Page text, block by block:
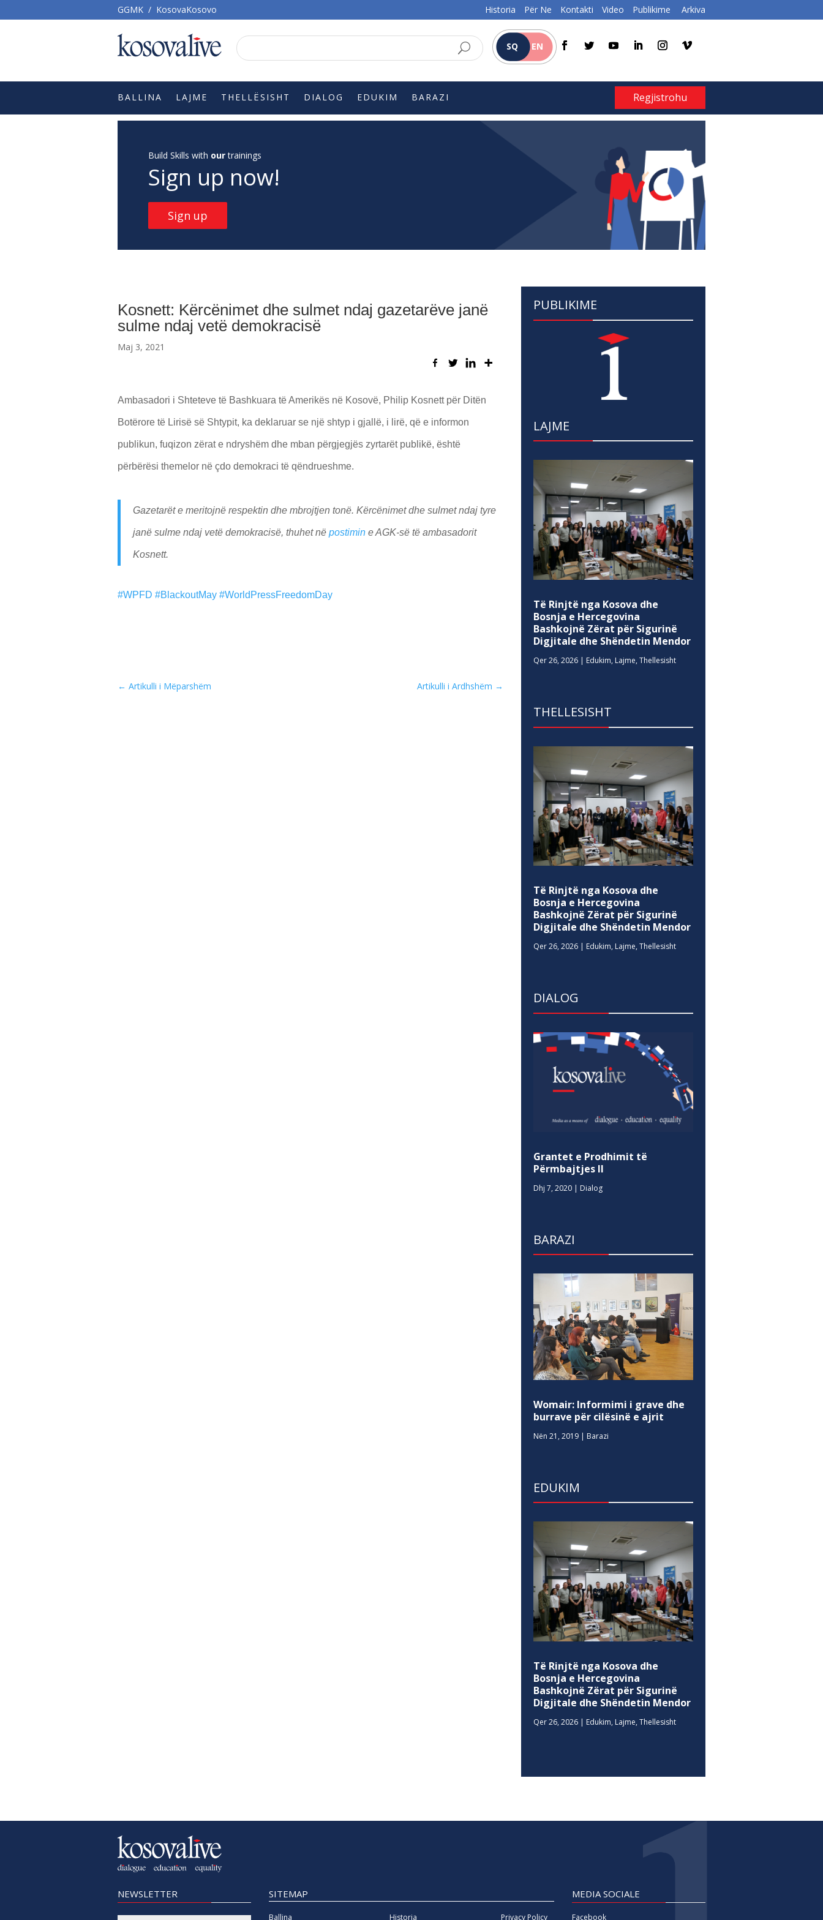
GGMK / KosovaKosovo Historia Për Ne Kontakti Video Publikime Arkiva
SQ EN
BALLINA LAJME THELLËSISHT DIALOG EDUKIM BARAZI Regjistrohu
Build Skills with ourtrainings
Sign up now!
Sign up
Kosnett: Kërcënimet dhe sulmet ndaj gazetarëve janë
sulme ndaj vetë demokracisë
Maj 3, 2021
Ambasadori i Shteteve të Bashkuara të Amerikës në Kosovë, Philip Kosnett për Ditën
Botërore të Lirisë së Shtypit, ka deklaruar se një shtyp i gjallë, i lirë, që e informon
publikun, fuqizon zërat e ndryshëm dhe mban përgjegjës zyrtarët publikë, është
përbërësi themelor në çdo demokraci të qëndrueshme.
Gazetarët e meritojnë respektin dhe mbrojtjen tonë. Kërcënimet dhe sulmet ndaj tyre
janë sulme ndaj vetë demokracisë, thuhet në postimin e AGK-së të ambasadorit
Kosnett.
#WPFD #BlackoutMay #WorldPressFreedomDay
← Artikulli i Mëparshëm Artikulli i Ardhshëm →
PUBLIKIME
LAJME
Të Rinjtë nga Kosova dhe
Bosnja e Hercegovina
Bashkojnë Zërat për Sigurinë
Digjitale dhe Shëndetin Mendor
Qer 26, 2026 | Edukim, Lajme,Thellesisht
THELLESISHT
Të Rinjtë nga Kosova dhe
Bosnja e Hercegovina
Bashkojnë Zërat për Sigurinë
Digjitale dhe Shëndetin Mendor
Qer 26, 2026 | Edukim, Lajme,Thellesisht
DIALOG
Grantet e Prodhimit të
Përmbajtjes II
Dhj 7, 2020 | Dialog
BARAZI
Womair: Informimi i grave dhe
burrave për cilësinë e ajrit
Nën 21, 2019 | Barazi
EDUKIM
Të Rinjtë nga Kosova dhe
Bosnja e Hercegovina
Bashkojnë Zërat për Sigurinë
Digjitale dhe Shëndetin Mendor
Qer 26, 2026 | Edukim, Lajme,Thellesisht
NEWSLETTER SITEMAP
Ballina Historia Privacy Policy
MEDIA SOCIALE
Facebook